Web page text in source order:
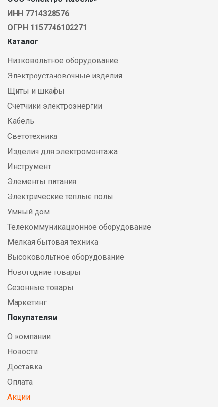
ИНН 7714328576
ОГРН 1157746102271
Каталог
Низковольтное оборудование
Электроустановочные изделия
Щиты и шкафы
Счетчики электроэнергии
Кабель
Светотехника
Изделия для электромонтажа
Инструмент
Элементы питания
Электрические теплые полы
Умный дом
Телекоммуникационное оборудование
Мелкая бытовая техника
Высоковольтное оборудование
Новогодние товары
Сезонные товары
Маркетинг
Покупателям
О компании
Новости
Доставка
Оплата
Акции